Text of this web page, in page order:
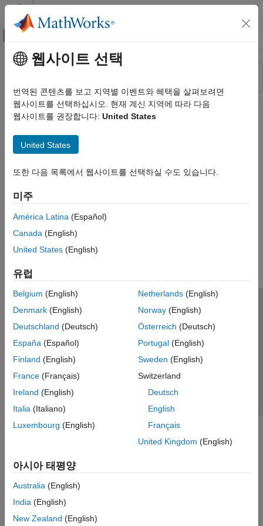
콘텐츠로 바로 가기
오프캔버스 탐색 메뉴 토글
리소스
상태
주요 콘텐츠
웹사이트 선택
번역된 콘텐츠를 보고 지역별 이벤트와 혜택을 살펴보려면
웹사이트를 선택하십시오. 현재 계신 지역에 따라 다음
웹사이트를 권장합니다: United States
United States
또한 다음 목록에서 웹사이트를 선택하실 수도 있습니다.
미주
América Latina (Español)
Canada (English)
United States (English)
유럽
Belgium (English)
Denmark (English)
Deutschland (Deutsch)
España (Español)
Finland (English)
France (Français)
Ireland (English)
Italia (Italiano)
Luxembourg (English)
Netherlands(English)
Norway(English)
Österreich (Deutsch)
Portugal(English)
Sweden (English)
Switzerland
Deutsch
English
Français
United Kingdom (English)
아시아 태평양
Australia (English)
India (English)
New Zealand (English)
신뢰 센터 등록 상표 개인정보 취급방침
불법 복제 방지
애플리케이션 상태
© 1994-2026 The MathWorks, Inc.